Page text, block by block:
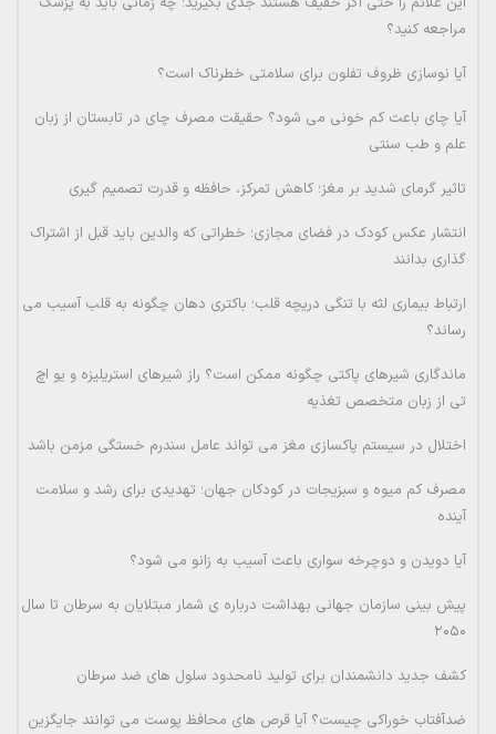
مراجعه کنید؟
آیا نوسازی ظروف تفلون برای سلامتی خطرناک است؟
آیا چای باعث کم خونی می شود؟ حقیقت مصرف چای در تابستان از زبان
علم و طب سنتی
تاثیر گرمای شدید بر مغز؛ کاهش تمرکز، حافظه و قدرت تصمیم گیری
انتشار عکس کودک در فضای مجازی؛ خطراتی که والدین باید قبل از اشتراک
گذاری بدانند
ارتباط بیماری لثه با تنگی دریچه قلب؛ باکتری دهان چگونه به قلب آسیب می
رساند؟
ماندگاری شیرهای پاکتی چگونه ممکن است؟ راز شیرهای استریلیزه و یو اچ
تی از زبان متخصص تغذیه
اختلال در سیستم پاکسازی مغز می تواند عامل سندرم خستگی مزمن باشد
مصرف کم میوه و سبزیجات در کودکان جهان؛ تهدیدی برای رشد و سلامت
آینده
آیا دویدن و دوچرخه سواری باعث آسیب به زانو می شود؟
پیش بینی سازمان جهانی بهداشت درباره ی شمار مبتلایان به سرطان تا سال
۲۰۵۰
کشف جدید دانشمندان برای تولید نامحدود سلول های ضد سرطان
ضدآفتاب خوراکی چیست؟ آیا قرص های محافظ پوست می توانند جایگزین